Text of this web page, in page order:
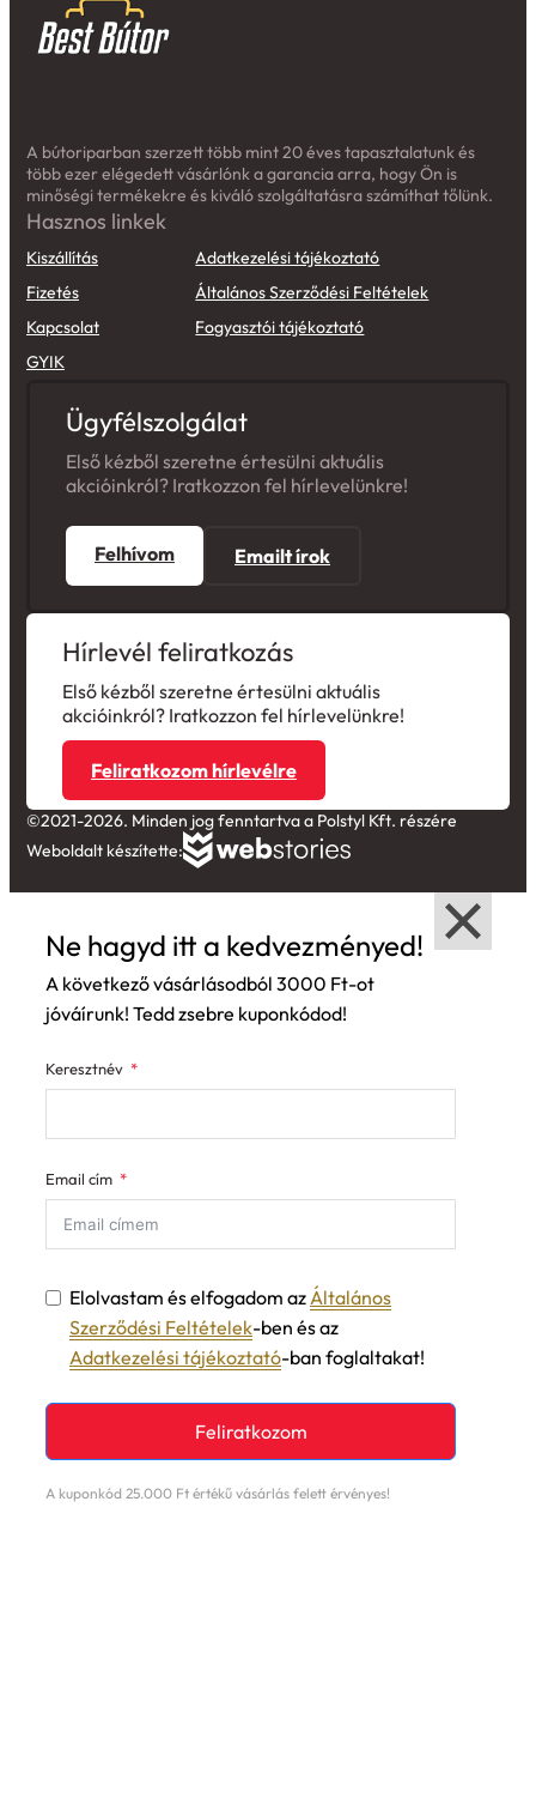
A bútoriparban szerzett több mint 20 éves tapasztalatunk és
több ezer elégedett vásárlónk a garancia arra, hogy Ön is
minőségi termékekre és kiváló szolgáltatásra számíthat tőlünk.
Hasznos linkek
Kiszállítás
Fizetés
Kapcsolat
GYIK
Adatkezelési tájékoztató
Általános Szerződési Feltételek
Fogyasztói tájékoztató
Ügyfélszolgálat
Első kézből szeretne értesülni aktuális
akcióinkról? Iratkozzon fel hírlevelünkre!
Felhívom Emailt írok
Hírlevél feliratkozás
Első kézből szeretne értesülni aktuális
akcióinkról? Iratkozzon fel hírlevelünkre!
Feliratkozom hírlevélre
©2021-2026. Minden jog fenntartva a Polstyl Kft. részére
Weboldalt készítette:
Ne hagyd itt a kedvezményed!
A következő vásárlásodból 3000 Ft-ot
jóváírunk! Tedd zsebre kuponkódod!
Keresztnév
Email cím
Elolvastam és elfogadom az Általános
Szerződési Feltételek-ben és az
Adatkezelési tájékoztató-ban foglaltakat!
Feliratkozom
A kuponkód 25.000 Ft értékű vásárlás felett érvényes!